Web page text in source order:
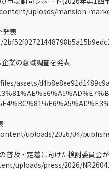
uploads/mansion-
発表
業の意識調査を発表
assets/
uploads/2026/04/
普及・定着に向けた検討委員会
uploads/press/2026/